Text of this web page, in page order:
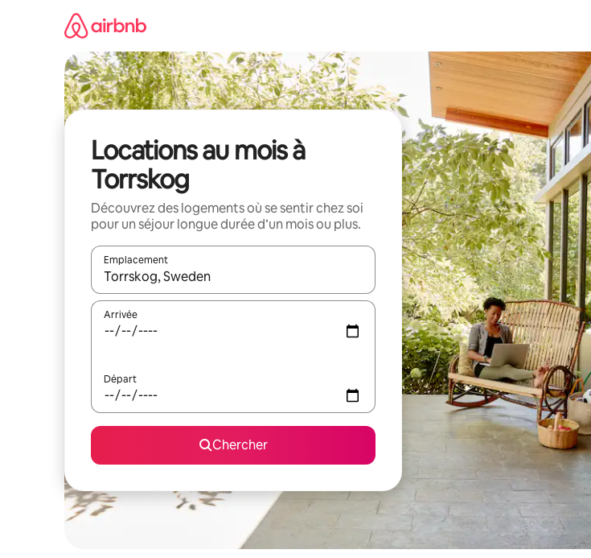
Locations au mois à
Torrskog
Découvrez des logements où se sentir chez soi
pour un séjour longue durée d’un mois ou plus.
Emplacement
Quand les résultats sont affichés, parcourez-les en utilisant les flèches vers le haut et vers le
Arrivée
Départ
Chercher